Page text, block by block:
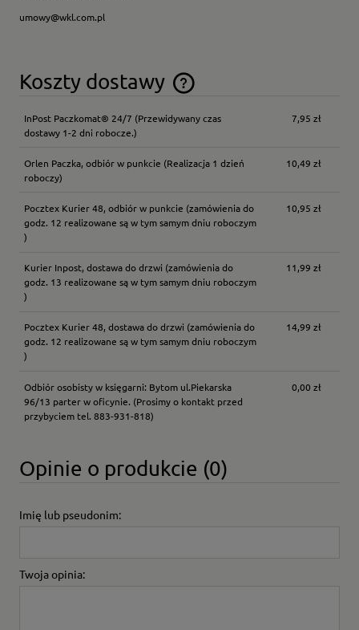
umowy@wkl.com.pl
Koszty dostawy
Cena nie zawiera ewentualnych kosztów płatności
InPost Paczkomat® 24/7 (Przewidywany czas
dostawy 1-2 dni robocze.)
7,95 zł
Orlen Paczka, odbiór w punkcie (Realizacja 1 dzień
roboczy)
10,49 zł
Pocztex Kurier 48, odbiór w punkcie (zamówienia do
godz. 12 realizowane są w tym samym dniu roboczym
)
10,95 zł
Kurier Inpost, dostawa do drzwi (zamówienia do
godz. 13 realizowane są w tym samym dniu roboczym
)
11,99 zł
Pocztex Kurier 48, dostawa do drzwi (zamówienia do
godz. 12 realizowane są w tym samym dniu roboczym
)
14,99 zł
Odbiór osobisty w księgarni: Bytom ul.Piekarska
96/13 parter w oficynie. (Prosimy o kontakt przed
przybyciem tel. 883-931-818)
0,00 zł
Opinie o produkcie (0)
Imię lub pseudonim:
Twoja opinia: